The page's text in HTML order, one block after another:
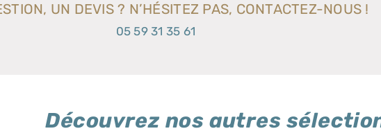
UN DEVIS ? N’HÉSITEZ PAS, CONTACTEZ-NOUS !
05 59 31 35 61
Découvrez nos autres